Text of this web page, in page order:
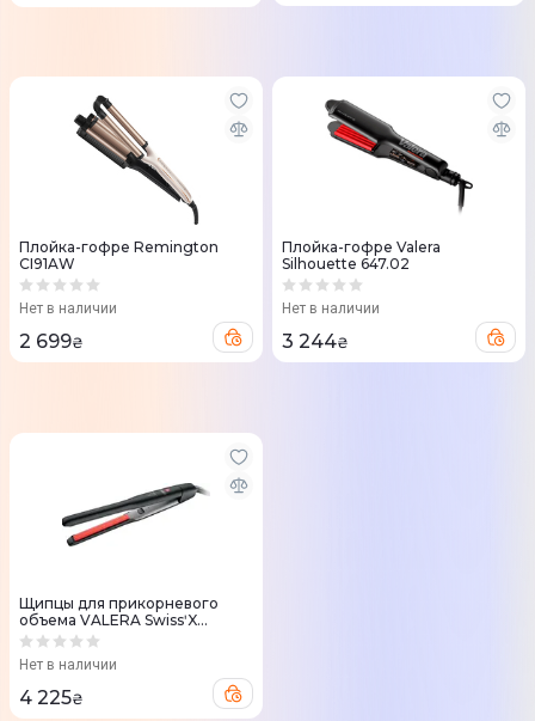
Плойка-гофре Remington
CI91AW
Нет в наличии
2 699₴
Плойка-гофре Valera
Silhouette 647.02
Нет в наличии
3 244₴
Щипцы для прикорневого
объема VALERA SwissʹX
Volumissima (102.04)
Нет в наличии
4 225₴